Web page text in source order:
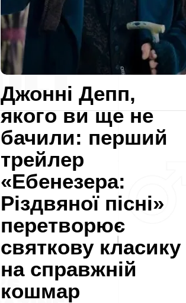
Джонні Депп,
якого ви ще не
бачили: перший
трейлер
«Ебенезера:
Різдвяної пісні»
перетворює
святкову класику
на справжній
кошмар